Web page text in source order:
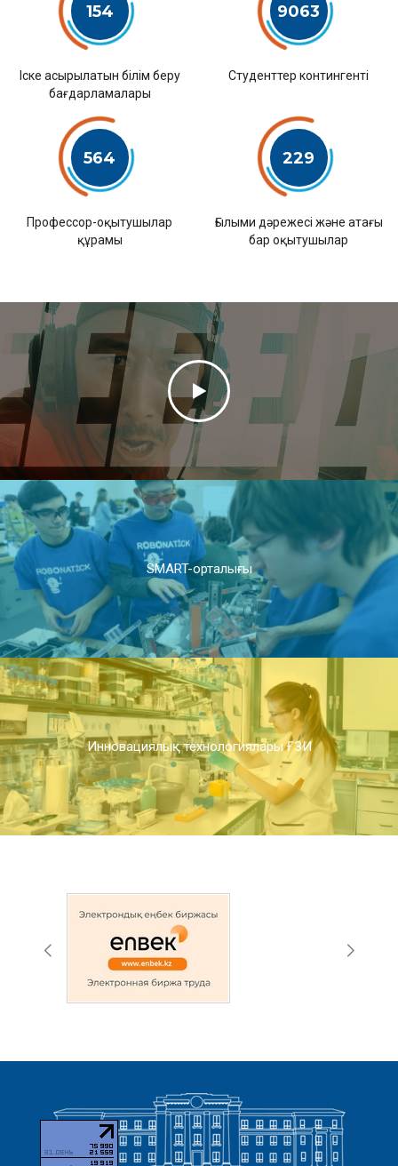
154
Іске асырылатын білім беру
бағдарламалары
9063
Студенттер контингенті
564
Профессор-оқытушылар
құрамы
229
Ғылыми дәрежесі және атағы
бар оқытушылар
SMART-орталығы
Инновациялық технологиялары ҒЗИ